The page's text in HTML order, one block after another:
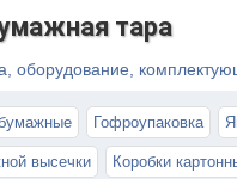
тара
оборудование,
Гофроупаковка
высечки Коробки